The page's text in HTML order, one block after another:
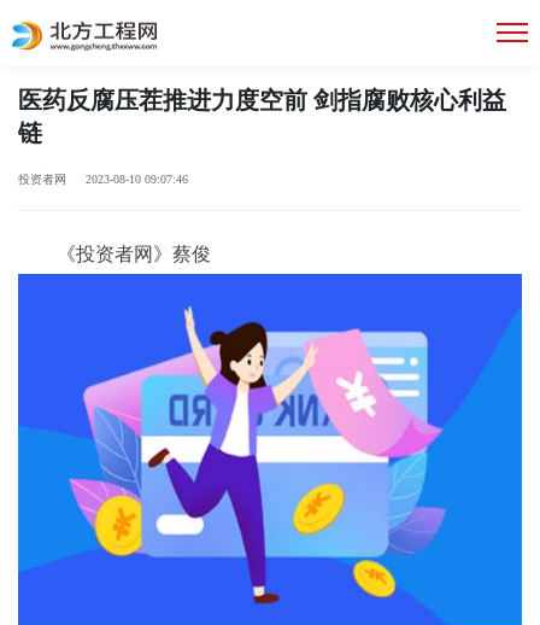
医药反腐压茬推进力度空前 剑指腐败核心利益
链
投资者网 2023-08-10 09:07:46
《投资者网》蔡俊